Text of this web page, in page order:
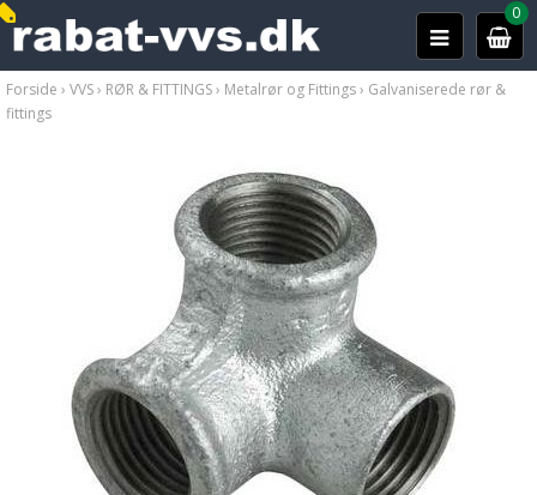
0
Forside › VVS› RØR & FITTINGS› Metalrør og Fittings› Galvaniserede rør &
fittings